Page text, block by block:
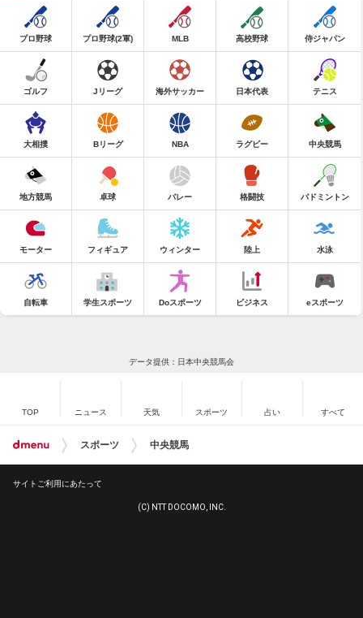
プロ野球 プロ野球(2軍) MLB 高校野球 侍ジャパン
ゴルフ Jリーグ 海外サッカー 日本代表 テニス
大相撲 Bリーグ NBA ラグビー 中央競馬
地方競馬 卓球 バレー 格闘技 バドミントン
モーター フィギュア ウィンター 陸上 水泳
自転車 学生スポーツ Doスポーツ ビジネス eスポーツ
データ提供：日本中央競馬会
TOP ニュース 天気 スポーツ 占い すべて
スポーツ 中央競馬
サイトご利用にあたって
(C) NTT DOCOMO, INC.